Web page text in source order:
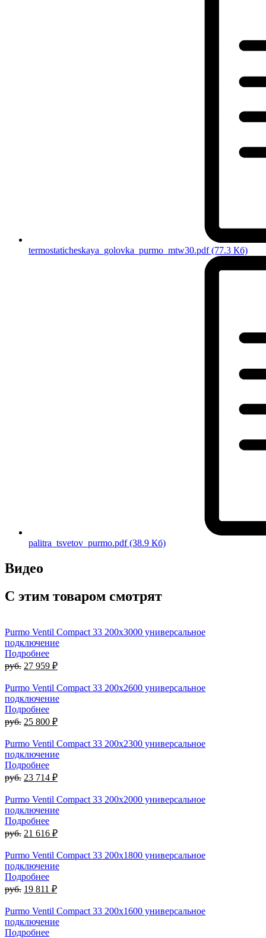
termostaticheskaya_golovka_purmo_mtw30.pdf(77.3 Кб)
palitra_tsvetov_purmo.pdf(38.9 Кб)
Видео
С этим товаром смотрят
Purmo Ventil Compact 33 200x3000 универсальное
подключение
Подробнее
руб. 27 959 ₽
Purmo Ventil Compact 33 200x2600 универсальное
подключение
Подробнее
руб. 25 800 ₽
Purmo Ventil Compact 33 200x2300 универсальное
подключение
Подробнее
руб. 23 714 ₽
Purmo Ventil Compact 33 200x2000 универсальное
подключение
Подробнее
руб. 21 616 ₽
Purmo Ventil Compact 33 200x1800 универсальное
подключение
Подробнее
руб. 19 811 ₽
Purmo Ventil Compact 33 200x1600 универсальное
подключение
Подробнее